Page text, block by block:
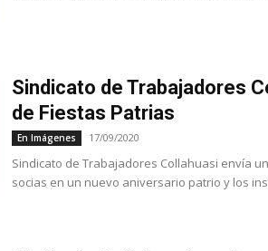
Sindicato de Trabajadores
de Fiestas Patrias
En Imágenes 17/09/2020
Sindicato de Trabajadores Collahuasi envía
socias en un nuevo aniversario patrio y los